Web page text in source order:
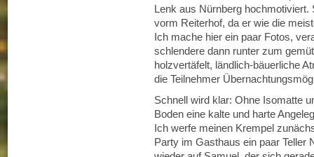
Lenk aus Nürnberg
vorm Reiterhof, da er wie die
Ich mache hier ein paar Fotos,
schlendere dann runter zum
holzvertäfelt, ländlich-bäuerliche
die Teilnehmer
Schnell wird klar: Ohne Isomatte
Boden eine kalte und harte
Ich werfe meinen Krempel
Party im Gasthaus ein paar Teller